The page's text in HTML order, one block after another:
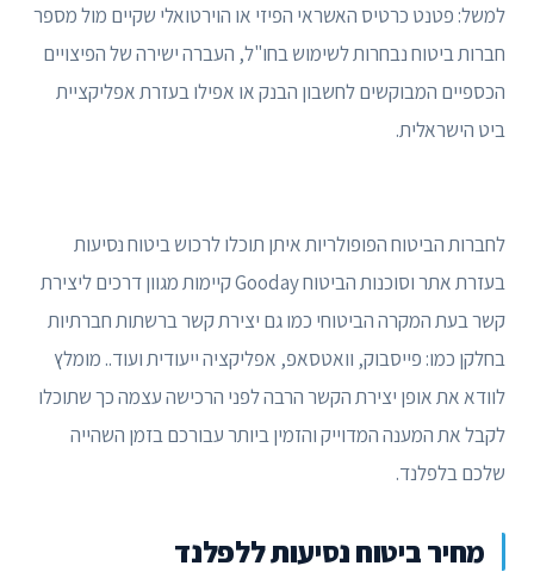
למשל: פטנט כרטיס האשראי הפיזי או הוירטואלי שקיים מול מספר
חברות ביטוח נבחרות לשימוש בחו"ל, העברה ישירה של הפיצויים
הכספיים המבוקשים לחשבון הבנק או אפילו בעזרת אפליקציית
ביט הישראלית.
לחברות הביטוח הפופולריות איתן תוכלו לרכוש ביטוח נסיעות
בעזרת אתר וסוכנות הביטוח Gooday קיימות מגוון דרכים ליצירת
קשר בעת המקרה הביטוחי כמו גם יצירת קשר ברשתות חברתיות
בחלקן כמו: פייסבוק, וואטסאפ, אפליקציה ייעודית ועוד.. מומלץ
לוודא את אופן יצירת הקשר הרבה לפני הרכישה עצמה כך שתוכלו
לקבל את המענה המדוייק והזמין ביותר עבורכם בזמן השהייה
שלכם בלפלנד.
מחיר ביטוח נסיעות ללפלנד